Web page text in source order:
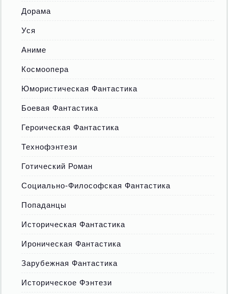
Дорама
Уся
Аниме
Космоопера
Юмористическая Фантастика
Боевая Фантастика
Героическая Фантастика
Технофэнтези
Готический Роман
Социально-Философская Фантастика
Попаданцы
Историческая Фантастика
Ироническая Фантастика
Зарубежная Фантастика
Историческое Фэнтези